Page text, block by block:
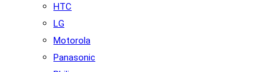
HTC
LG
Motorola
Panasonic